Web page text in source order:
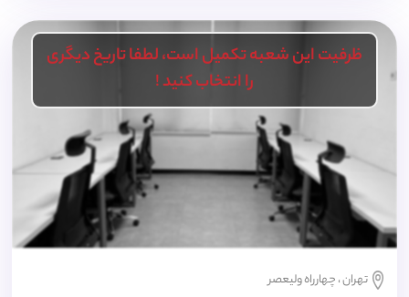
ظرفیت این شعبه تکمیل است، لطفا تاریخ دیگری
را انتخاب کنید !
تهران ، چهارراه ولیعصر